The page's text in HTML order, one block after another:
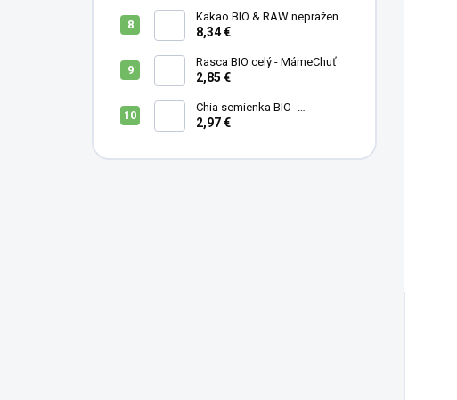
Kakao BIO & RAW nepražené
- MámeChuť
8,34 €
Rasca BIO celý - MámeChuť
2,85 €
Chia semienka BIO -
MámeChuť
2,97 €